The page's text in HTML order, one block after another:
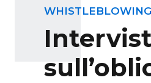
WHISTLEBLOWING